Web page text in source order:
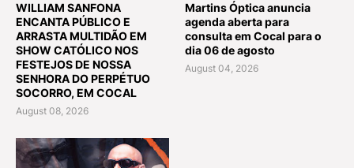
WILLIAM SANFONA
ENCANTA PÚBLICO E
ARRASTA MULTIDÃO EM
SHOW CATÓLICO NOS
FESTEJOS DE NOSSA
SENHORA DO PERPÉTUO
SOCORRO, EM COCAL
August 08, 2026
Martins Óptica anuncia
agenda aberta para
consulta em Cocal para o
dia 06 de agosto
August 04, 2026